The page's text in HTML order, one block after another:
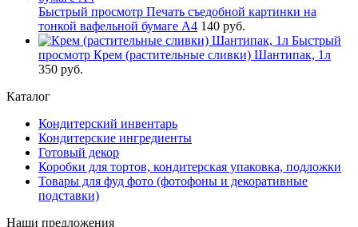
Быстрый просмотр Печать съедобной картинки на
тонкой вафельной бумаге А4 140 руб.
Быстрый
просмотр Крем (растительные сливки) Шантипак, 1л
350 руб.
Каталог
Кондитерский инвентарь
Кондитерские ингредиенты
Готовый декор
Коробки для тортов, кондитерская упаковка, подложки
Товары для фуд фото (фотофоны и декоративные
подставки)
Наши предложения